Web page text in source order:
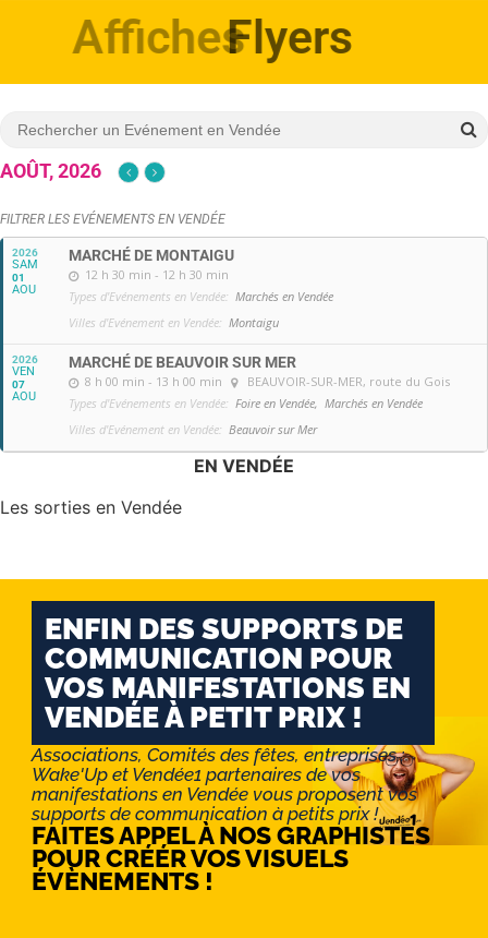
Affiches
AOÛT, 2026
FILTRER LES EVÉNEMENTS EN VENDÉE
2026
SAM
01
AOU
MARCHÉ DE MONTAIGU
12 h 30 min - 12 h 30 min
Types d'Evénements en Vendée: Marchés en Vendée
Villes d'Evénement en Vendée: Montaigu
2026
VEN
07
AOU
MARCHÉ DE BEAUVOIR SUR MER
8 h 00 min - 13 h 00 min BEAUVOIR-SUR-MER, route du Gois
Types d'Evénements en Vendée: Foire en Vendée, Marchés en Vendée
Villes d'Evénement en Vendée: Beauvoir sur Mer
EN VENDÉE
Les sorties en Vendée
ENFIN DES SUPPORTS DE
COMMUNICATION POUR
VOS MANIFESTATIONS EN
VENDÉE À PETIT PRIX !
Associations, Comités des fêtes, entreprises :
Wake'Up et Vendée1 partenaires de vos
manifestations en Vendée vous proposent vos
supports de communication à petits prix !
FAITES APPEL À NOS GRAPHISTES
POUR CRÉÉR VOS VISUELS
ÉVÈNEMENTS !